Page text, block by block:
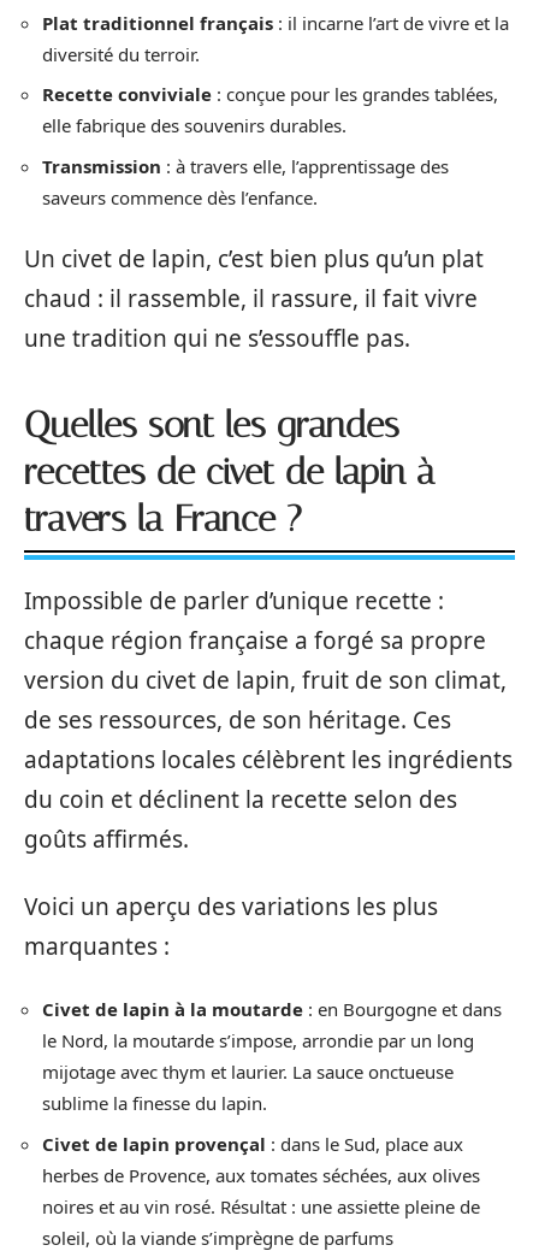
Plat traditionnel français : il incarne l’art de vivre et la
diversité du terroir.
Recette conviviale : conçue pour les grandes tablées,
elle fabrique des souvenirs durables.
Transmission : à travers elle, l’apprentissage des
saveurs commence dès l’enfance.
Un civet de lapin, c’est bien plus qu’un plat
chaud : il rassemble, il rassure, il fait vivre
une tradition qui ne s’essouffle pas.
Quelles sont les grandes
recettes de civet de lapin à
travers la France ?
Impossible de parler d’unique recette :
chaque région française a forgé sa propre
version du civet de lapin, fruit de son climat,
de ses ressources, de son héritage. Ces
adaptations locales célèbrent les ingrédients
du coin et déclinent la recette selon des
goûts affirmés.
Voici un aperçu des variations les plus
marquantes :
Civet de lapin à la moutarde : en Bourgogne et dans
le Nord, la moutarde s’impose, arrondie par un long
mijotage avec thym et laurier. La sauce onctueuse
sublime la finesse du lapin.
Civet de lapin provençal : dans le Sud, place aux
herbes de Provence, aux tomates séchées, aux olives
noires et au vin rosé. Résultat : une assiette pleine de
soleil, où la viande s’imprègne de parfums